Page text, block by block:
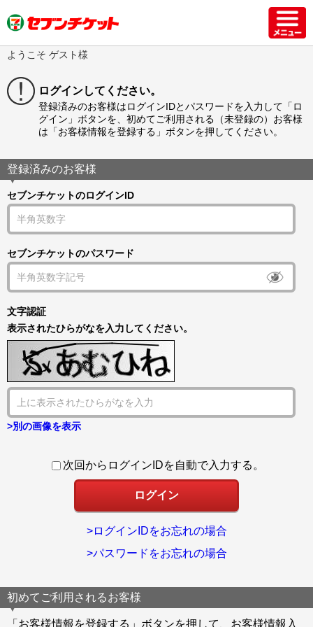
ようこそ ゲスト様
ログインしてください。
登録済みのお客様はログインIDとパスワードを入力して「ロ
グイン」ボタンを、初めてご利用される（未登録の）お客様
は「お客様情報を登録する」ボタンを押してください。
登録済みのお客様
セブンチケットのログインID
セブンチケットのパスワード
文字認証
表示されたひらがなを入力してください。
>別の画像を表示
次回からログインIDを自動で入力する。
>ログインIDをお忘れの場合
>パスワードをお忘れの場合
初めてご利用されるお客様
「お客様情報を登録する」ボタンを押して、お客様情報入